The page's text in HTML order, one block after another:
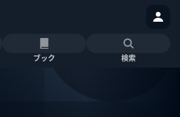
ブック 検索